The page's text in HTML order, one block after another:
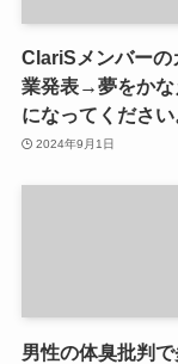
ClariSメンバーの
業発表→夢をかな
になってください
2024年9月1日
男性の体臭批判で